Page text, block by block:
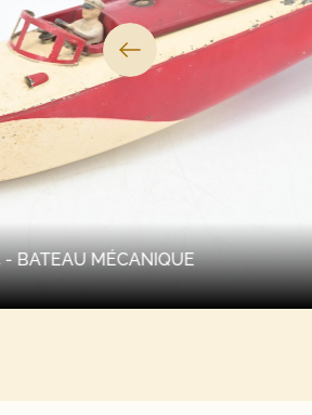
21/04/24 - TRAIN EN